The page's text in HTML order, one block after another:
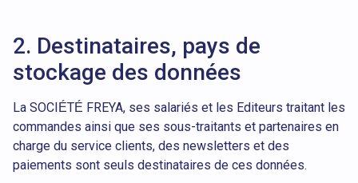
2. Destinataires, pays de
stockage des données
La SOCIÉTÉ FREYA, ses salariés et les Editeurs traitant les
commandes ainsi que ses sous-traitants et partenaires en
charge du service clients, des newsletters et des
paiements sont seuls destinataires de ces données.